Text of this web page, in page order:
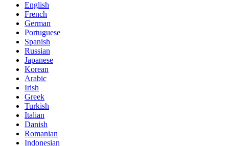
English
French
German
Portuguese
Spanish
Russian
Japanese
Korean
Arabic
Irish
Greek
Turkish
Italian
Danish
Romanian
Indonesian